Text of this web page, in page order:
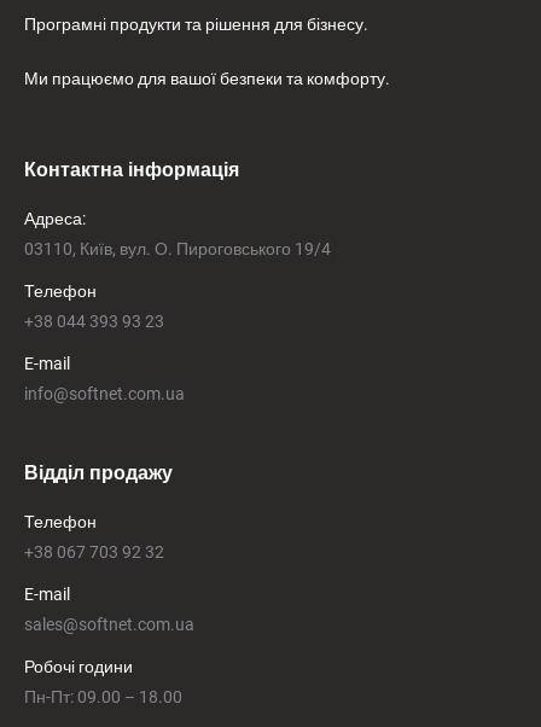
Програмні продукти та рішення для бізнесу.
Ми працюємо для вашої безпеки та комфорту.
Контактна інформація
Адреса:
03110, Київ, вул. О. Пироговського 19/4
Телефон
+38 044 393 93 23
E-mail
info@softnet.com.ua
Відділ продажу
Телефон
+38 067 703 92 32
E-mail
sales@softnet.com.ua
Робочі години
Пн-Пт: 09.00 – 18.00